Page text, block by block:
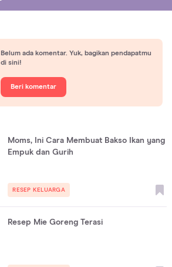
Belum ada komentar. Yuk, bagikan pendapatmu
di sini!
Beri komentar
Moms, Ini Cara Membuat Bakso Ikan yang
Empuk dan Gurih
RESEP KELUARGA
Resep Mie Goreng Terasi